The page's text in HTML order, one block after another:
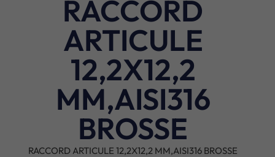
RACCORD
ARTICULE
12,2X12,2
MM,AISI316
BROSSE
RACCORD ARTICULE 12,2X12,2 MM,AISI316 BROSSE